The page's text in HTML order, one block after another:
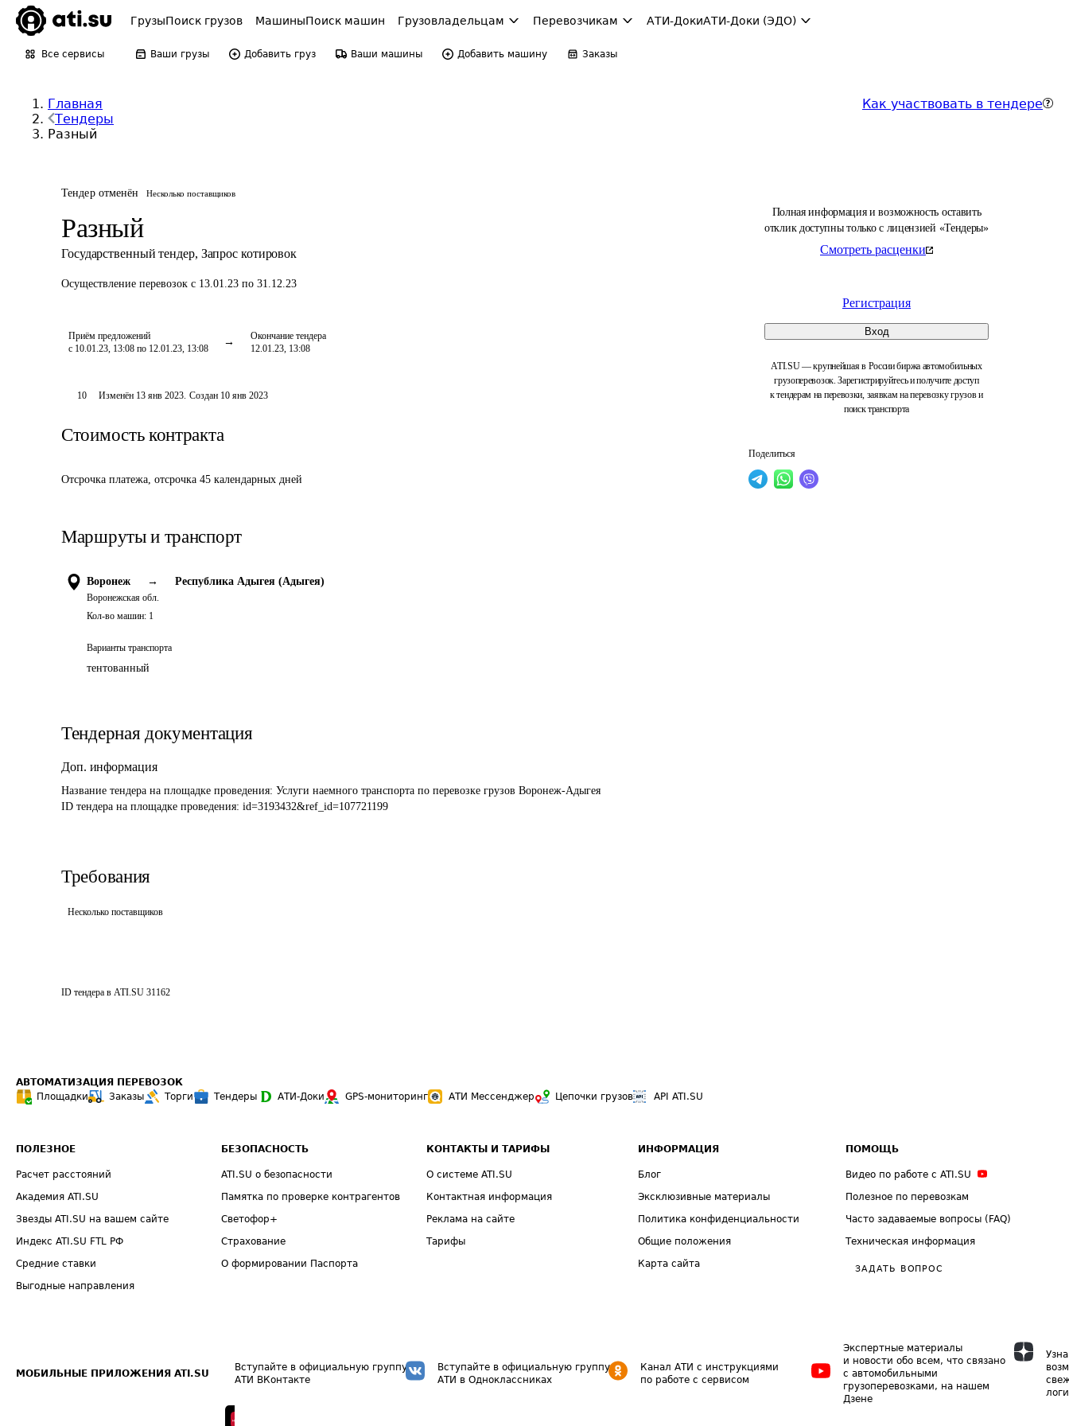
ГрузыПоиск грузов МашиныПоиск машин Грузовладельцам Перевозчикам АТИ-ДокиАТИ-Доки (ЭДО)
Все сервисы Ваши грузы Добавить груз Ваши машины Добавить машину Заказы
Главная
Тендеры
Разный
Как участвовать в тендере
Тендер отменён Несколько поставщиков
Разный
Государственный тендер, Запрос котировок
Осуществление перевозок с 13.01.23 по 31.12.23
Приём предложений
с 10.01.23, 13:08 по 12.01.23, 13:08
Окончание тендера
12.01.23, 13:08
Полная информация и возможность оставить
отклик доступны только с лицензией «Тендеры»
Смотреть расценки
Регистрация
Вход
ATI.SU — крупнейшая в России биржа автомобильных
грузоперевозок. Зарегистрируйтесь и получите доступ
к тендерам на перевозки, заявкам на перевозку грузов и
поиск транспорта
Поделиться
10 Изменён 13 янв 2023. Создан 10 янв 2023
Стоимость контракта
Отсрочка платежа, отсрочка 45 календарных дней
Маршруты и транспорт
Воронеж →
Воронежская обл.
Республика Адыгея (Адыгея)
Кол-во машин: 1
Варианты транспорта
тентованный
Тендерная документация
Доп. информация
Название тендера на площадке проведения: Услуги наемного транспорта по перевозке грузов Воронеж-Адыгея
ID тендера на площадке проведения: id=3193432&ref_id=107721199
Требования
Несколько поставщиков
ID тендера в ATI.SU 31162
АВТОМАТИЗАЦИЯ ПЕРЕВОЗОК
Площадки
Заказы Торги Тендеры АТИ-Доки GPS-мониторинг АТИ Мессенджер Цепочки грузов API ATI.SU
ПОЛЕЗНОЕ
Расчет расстояний
Академия ATI.SU
Звезды ATI.SU на вашем сайте
Индекс ATI.SU FTL РФ
Средние ставки
Выгодные направления
БЕЗОПАСНОСТЬ
ATI.SU о безопасности
Памятка по проверке контрагентов
Светофор+
Страхование
О формировании Паспорта
КОНТАКТЫ И ТАРИФЫ
О системе ATI.SU
Контактная информация
Реклама на сайте
Тарифы
ИНФОРМАЦИЯ
Блог
Эксклюзивные материалы
Политика конфиденциальности
Общие положения
Карта сайта
ПОМОЩЬ
Видео по работе с ATI.SU
Полезное по перевозкам
Часто задаваемые вопросы (FAQ)
Техническая информация
ЗАДАТЬ ВОПРОС
МОБИЛЬНЫЕ ПРИЛОЖЕНИЯ ATI.SU
Вступайте в официальную группу
АТИ ВКонтакте
Вступайте в официальную группу
АТИ в Одноклассниках
Канал АТИ с инструкциями
по работе с сервисом
Экспертные материалы
и новости обо всем, что связано
с автомобильными
грузоперевозками, на нашем
Дзене